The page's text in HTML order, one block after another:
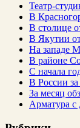
Театр-
В
В столице
В Якутии
На западе
В районе
С начала
В России
За месяц
Арматура с